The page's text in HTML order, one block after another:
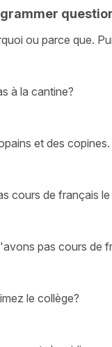
ou parce que.
à la cantine?
et des copines.
cours de français le
pas cours de
le collège?